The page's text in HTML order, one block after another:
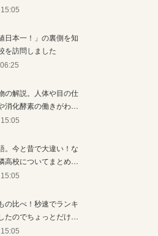
日本一！」の裏側を知
を訪問しました
の解説。人体や目の仕
消化酵素の働きがわ…
。今と昔で大違い！な
高校についてまとめ…
の比べ！秒速でランキ
たのでちょっとだけ…